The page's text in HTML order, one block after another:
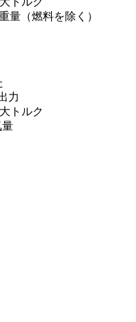
量（燃料を除く）
力
トルク
量